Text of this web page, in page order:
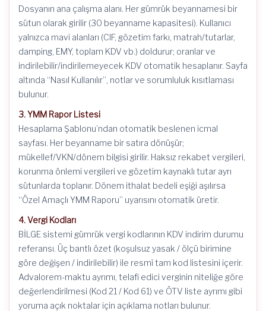
Dosyanın ana çalışma alanı. Her gümrük beyannamesi bir
sütun olarak girilir (30 beyanname kapasitesi). Kullanıcı
yalnızca mavi alanları (CIF, gözetim farkı, matrah/tutarlar,
damping, EMY, toplam KDV vb.) doldurur; oranlar ve
indirilebilir/indirilemeyecek KDV otomatik hesaplanır. Sayfa
altında “Nasıl Kullanılır”, notlar ve sorumluluk kısıtlaması
bulunur.
3. YMM Rapor Listesi
Hesaplama Şablonu’ndan otomatik beslenen icmal
sayfası. Her beyanname bir satıra dönüşür;
mükellef/VKN/dönem bilgisi girilir. Haksız rekabet vergileri,
korunma önlemi vergileri ve gözetim kaynaklı tutar ayrı
sütunlarda toplanır. Dönem ithalat bedeli eşiği aşılırsa
“Özel Amaçlı YMM Raporu” uyarısını otomatik üretir.
4. Vergi Kodları
BİLGE sistemi gümrük vergi kodlarının KDV indirim durumu
referansı. Üç bantlı özet (koşulsuz yasak / ölçü birimine
göre değişen / indirilebilir) ile resmî tam kod listesini içerir.
Advalorem-maktu ayrımı, telafi edici verginin niteliğe göre
değerlendirilmesi (Kod 21 / Kod 61) ve ÖTV liste ayrımı gibi
yoruma açık noktalar için açıklama notları bulunur.